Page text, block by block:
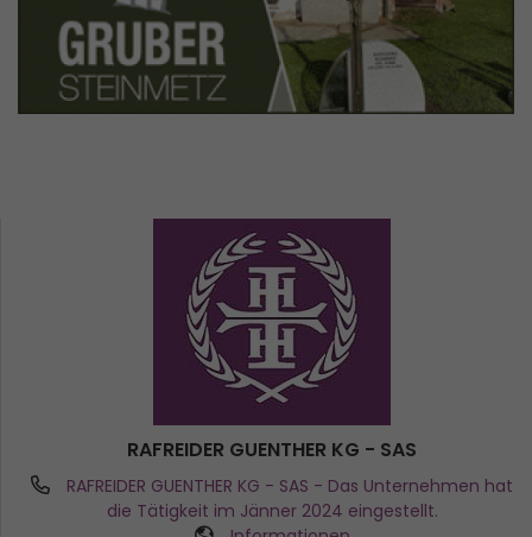
RAFREIDER GUENTHER KG - SAS
RAFREIDER GUENTHER KG - SAS - Das Unternehmen hat
die Tätigkeit im Jänner 2024 eingestellt.